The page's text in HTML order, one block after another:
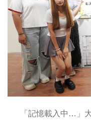
「記憶載入中…」